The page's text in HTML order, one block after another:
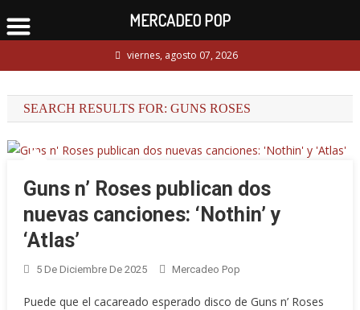
to
viernes, agosto 07, 2026
SEARCH RESULTS FOR: GUNS ROSES
Guns n’ Roses publican dos
nuevas canciones: ‘Nothin’ y
‘Atlas’
5 De Diciembre De 2025 Mercadeo Pop
Puede que el cacareado esperado disco de Guns n’ Roses
MERCADEO POP